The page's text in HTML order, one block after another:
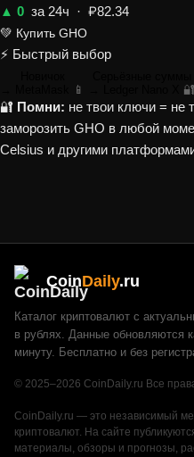
▲ 0 за 24ч · ₽82.34
💚 Купить GHO
⚡ Быстрый выбор
📱 🔐
🔐 Помни: не твои ключи = не
заморозить GHO в любой
Celsius и другими
CoinDaily.ru
Каталог криптовалют с
в рублях. Данные обновляются
минуту. Бесплатно и без
© 2025–2026 CoinDaily.ru Все
CoinDaily.ru — это независимый
криптовалют. На сайте
материалы, обзоры и прогнозы,